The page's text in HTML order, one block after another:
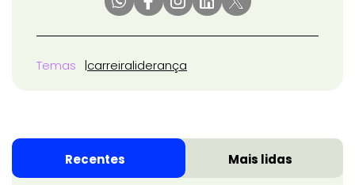
Temas carreiraliderança
Recentes Mais lidas